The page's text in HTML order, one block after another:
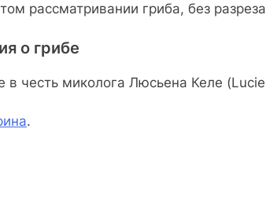
рассматривании гриба, без
о грибе
в честь миколога Люсьена Келе
.